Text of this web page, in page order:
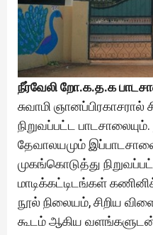
நீர்வேலி றோ.க.த.க
சுவாமி
நிறுவப்பட்ட
தேவாலயமும்
முகங்கொடுத்து
மாடிக்கட்டிடங்கள்
நூல் நிலையம், சிறிய
கூடம் ஆகிய வளங்களுடன்